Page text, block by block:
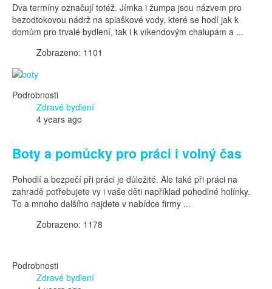
Dva termíny označují totéž. Jímka i žumpa jsou názvem pro
bezodtokovou nádrž na splaškové vody, které se hodí jak k
domům pro trvalé bydlení, tak i k víkendovým chalupám a ...
Zobrazeno: 1101
Podrobnosti
Zdravé bydlení
4 years ago
Boty a pomůcky pro práci i volný čas
Pohodlí a bezpečí při práci je důležité. Ale také při práci na
zahradě potřebujete vy i vaše děti například pohodlné holínky.
To a mnoho dalšího najdete v nabídce firmy ...
Zobrazeno: 1178
Podrobnosti
Zdravé bydlení